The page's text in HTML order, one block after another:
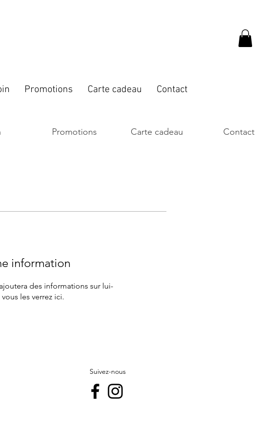
Promotions Carte cadeau Contact
Promotions Carte cadeau Contact
information
des informations sur lui-
les verrez ici.
Suivez-nous